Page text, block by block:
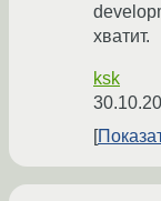
хватит.
ksk